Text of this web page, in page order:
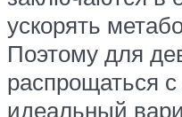
ускорять
Поэтому для
распрощаться
идеальный